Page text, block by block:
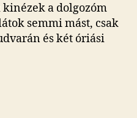
a dolgozóm
semmi mást, csak
és két óriási